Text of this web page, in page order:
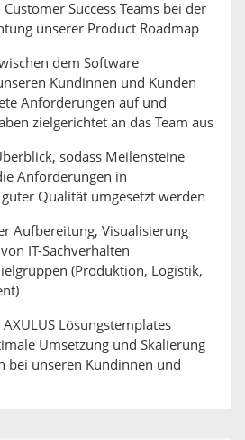
Success Teams bei der
unserer Product Roadmap
dem Software
Kundinnen und Kunden
Anforderungen auf und
zielgerichtet an das Team aus
sodass Meilensteine
Anforderungen in
Qualität umgesetzt werden
Aufbereitung, Visualisierung
IT-Sachverhalten
(Produktion, Logistik,
Lösungstemplates
Umsetzung und Skalierung
bei unseren Kundinnen und